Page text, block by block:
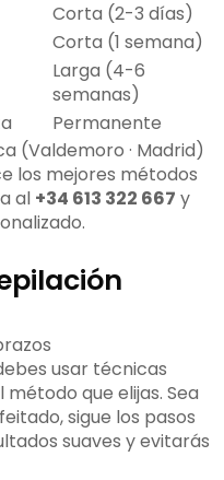
Corta (2-3 días)
Corta (1 semana)
Larga (4-6
semanas)
Permanente
(Valdemoro · Madrid)
los mejores métodos
al +34 613 322 667 y
usar técnicas
que elijas. Sea
sigue los pasos
suaves y evitarás